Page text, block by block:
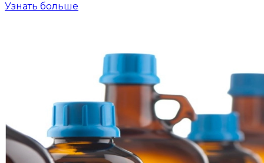
Узнать больше